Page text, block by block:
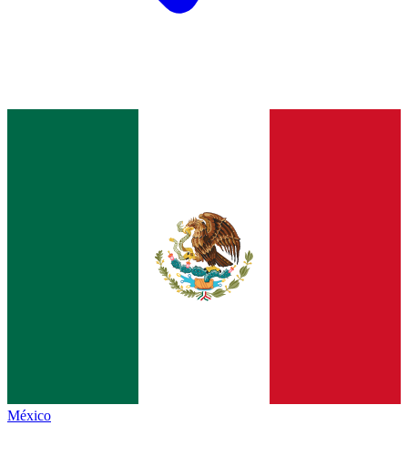
México